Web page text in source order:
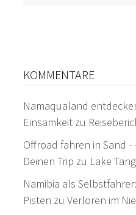
KOMMENTARE
Namaqualand
Einsamkeit zu
Offroad fahren in Sand
Deinen Trip zu Lake
Namibia als
Pisten zuVerloren im